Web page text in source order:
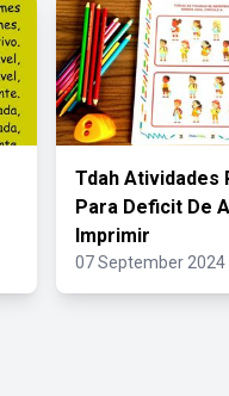
Tdah Atividades
Para Deficit De
Imprimir
07 September 2024